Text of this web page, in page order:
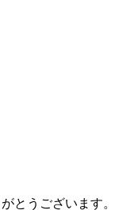
とうございます。